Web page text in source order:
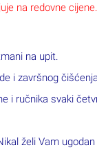
na redovne cijene.
na upit.
i završnog
i ručnika svaki
želi Vam